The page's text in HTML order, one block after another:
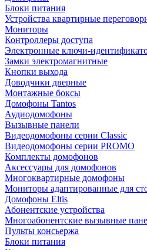
Блоки питания
Устройства квартирные
Мониторы
Контроллеры доступа
Электронные ключи-
Замки электромагнитные
Кнопки выхода
Доводчики дверные
Монтажные боксы
Домофоны Tantos
Аудиодомофоны
Вызывные панели
Видеодомофоны серии Classic
Видеодомофоны серии PROMO
Комплекты домофонов
Аксессуары для домофонов
Многоквартирные домофоны
Мониторы адаптированные для
Домофоны Eltis
Абонентские устройства
Многоабонентские вызывные
Пульты консьержа
Блоки питания